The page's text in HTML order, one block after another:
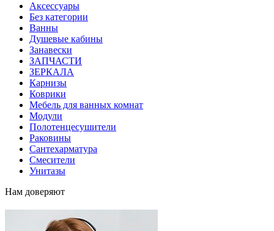
Аксессуары
Без категории
Ванны
Душевые кабины
Занавески
ЗАПЧАСТИ
ЗЕРКАЛА
Карнизы
Коврики
Мебель для ванных комнат
Модули
Полотенцесушители
Раковины
Сантехарматура
Смесители
Унитазы
Нам доверяют